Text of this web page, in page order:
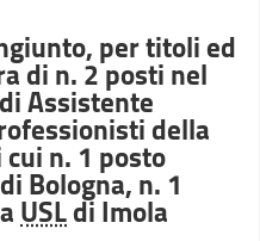
per titoli ed
di n. 2 posti nel
Assistente
della
n. 1 posto
Bologna, n. 1
USLdi Imola